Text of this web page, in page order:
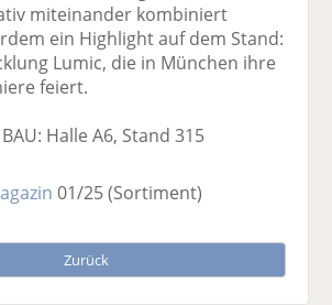
miteinander kombiniert
ein Highlight auf dem Stand:
Lumic, die in München ihre
feiert.
Halle A6, Stand 315
01/25(Sortiment)
Zurück